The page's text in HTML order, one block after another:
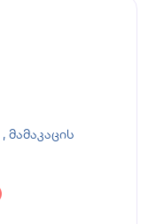
, მამაკაცის